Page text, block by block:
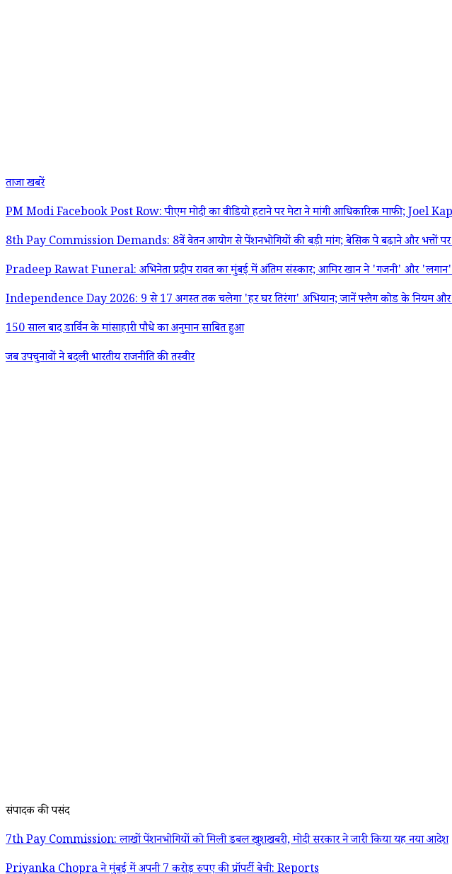
ताजा खबरें
PM Modi Facebook Post Row: पीएम मोदी का वीडियो हटाने पर मेटा ने मांगी आधिकारिक माफी; Joel
8th Pay Commission Demands: 8वें वेतन आयोग से पेंशनभोगियों की बड़ी मांग; बेसिक पे बढ़ाने और भत्तों पर
Pradeep Rawat Funeral: अभिनेता प्रदीप रावत का मुंबई में अंतिम संस्कार; आमिर खान ने 'गजनी' और
Independence Day 2026: 9 से 17 अगस्त तक चलेगा 'हर घर तिरंगा' अभियान; जानें फ्लैग कोड के नियम और
150 साल बाद डार्विन के मांसाहारी पौधे का अनुमान साबित हुआ
जब उपचुनावों ने बदली भारतीय राजनीति की तस्वीर
संपादक की पसंद
7th Pay Commission: लाखों पेंशनभोगियों को मिली डबल खुशखबरी, मोदी सरकार ने जारी किया यह नया आदेश
Priyanka Chopra ने मुंबई में अपनी 7 करोड़ रुपए की प्रॉपर्टी बेची: Reports